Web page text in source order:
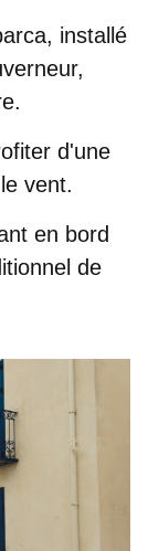
installé
d'une
vent.
en bord
de